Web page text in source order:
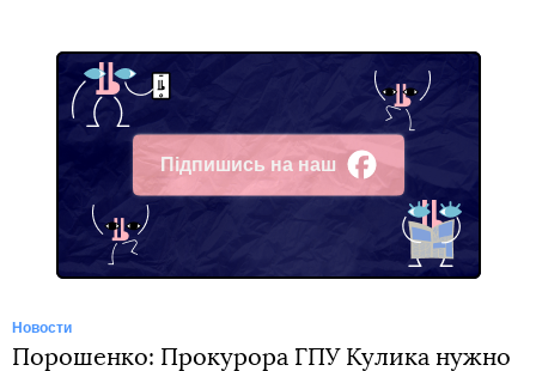
Підпишись на наш
Facebook
Новости
Порошенко: Прокурора ГПУ Кулика нужно